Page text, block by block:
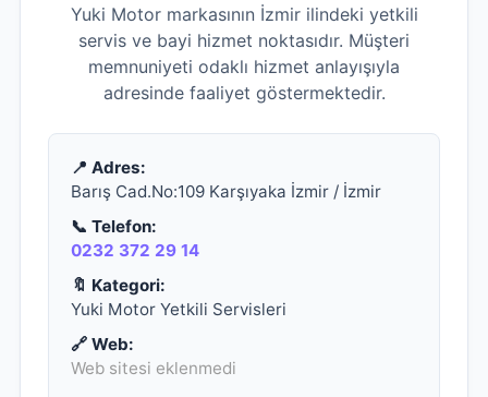
Yuki Motor markasının İzmir ilindeki yetkili
servis ve bayi hizmet noktasıdır. Müşteri
memnuniyeti odaklı hizmet anlayışıyla
adresinde faaliyet göstermektedir.
📍 Adres:
Barış Cad.No:109 Karşıyaka İzmir / İzmir
📞 Telefon:
0232 372 29 14
🔖 Kategori:
Yuki Motor Yetkili Servisleri
🔗 Web:
Web sitesi eklenmedi